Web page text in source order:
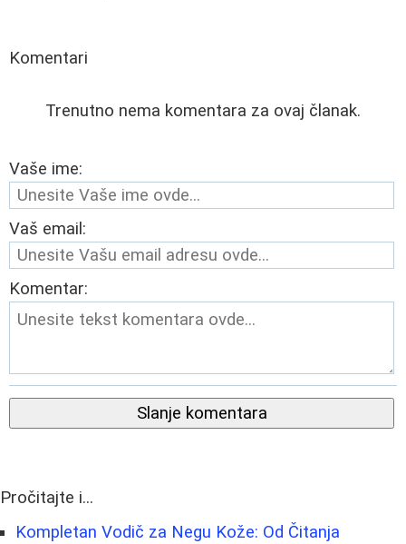
Komentari
Trenutno nema komentara za ovaj članak.
Vaše ime:
Vaš email:
Komentar:
Slanje komentara
Pročitajte i...
Kompletan Vodič za Negu Kože: Od Čitanja